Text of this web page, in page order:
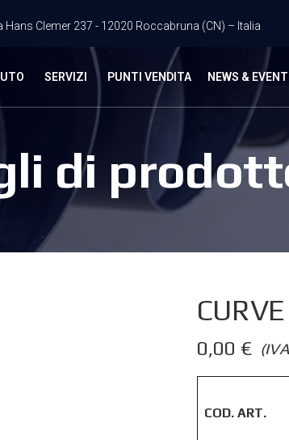
Hans Clemer 237 - 12020 Roccabruna (CN) – Italia
SERVIZI PUNTI VENDITA NEWS & EVENTI
di
0,00 €
COD. ART.